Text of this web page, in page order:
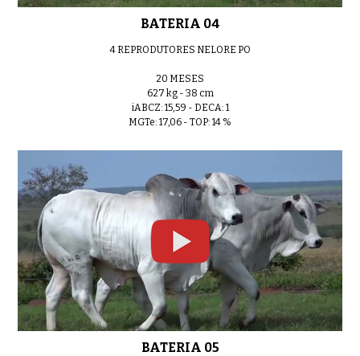
0:40 LOTE 05
0:40 LOTE 06
0:40 LOTE 07
0:40 LOTE 08
BATERIA 04
4 REPRODUTORES NELORE PO
20 MESES
627 kg - 38 cm
iABCZ: 15,59 - DECA: 1
MGTe: 17,06 - TOP: 14 %
BATERIA 05